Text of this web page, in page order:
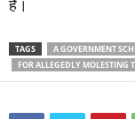
है।
TAGS
A GOVERNMENT
FOR ALLEGEDLY MOLESTING